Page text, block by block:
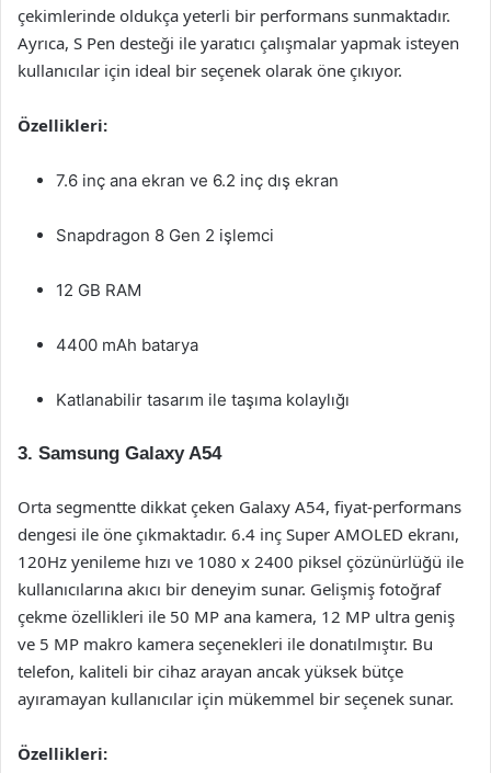
çekimlerinde oldukça yeterli bir performans sunmaktadır.
Ayrıca, S Pen desteği ile yaratıcı çalışmalar yapmak isteyen
kullanıcılar için ideal bir seçenek olarak öne çıkıyor.
Özellikleri:
7.6 inç ana ekran ve 6.2 inç dış ekran
Snapdragon 8 Gen 2 işlemci
12 GB RAM
4400 mAh batarya
Katlanabilir tasarım ile taşıma kolaylığı
3. Samsung Galaxy A54
Orta segmentte dikkat çeken Galaxy A54, fiyat-performans
dengesi ile öne çıkmaktadır. 6.4 inç Super AMOLED ekranı,
120Hz yenileme hızı ve 1080 x 2400 piksel çözünürlüğü ile
kullanıcılarına akıcı bir deneyim sunar. Gelişmiş fotoğraf
çekme özellikleri ile 50 MP ana kamera, 12 MP ultra geniş
ve 5 MP makro kamera seçenekleri ile donatılmıştır. Bu
telefon, kaliteli bir cihaz arayan ancak yüksek bütçe
ayıramayan kullanıcılar için mükemmel bir seçenek sunar.
Özellikleri: